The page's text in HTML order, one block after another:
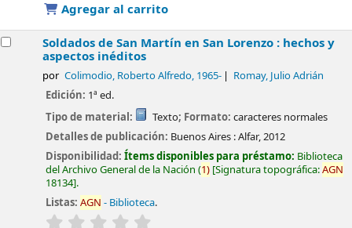
Agregar al carrito
Soldados de San Martín en San Lorenzo : hechos y
aspectos inéditos
por Colimodio, Roberto Alfredo, 1965- Romay, Julio Adrián
Edición: 1ª ed.
Tipo de material:
Texto; Formato: caracteres normales
Detalles de publicación: Buenos Aires :Alfar,2012
Disponibilidad:Ítems disponibles para préstamo: Biblioteca
del Archivo General de la Nación (1) Signatura topográfica:AGN
18134 .
Listas: AGN - Biblioteca.
valoración